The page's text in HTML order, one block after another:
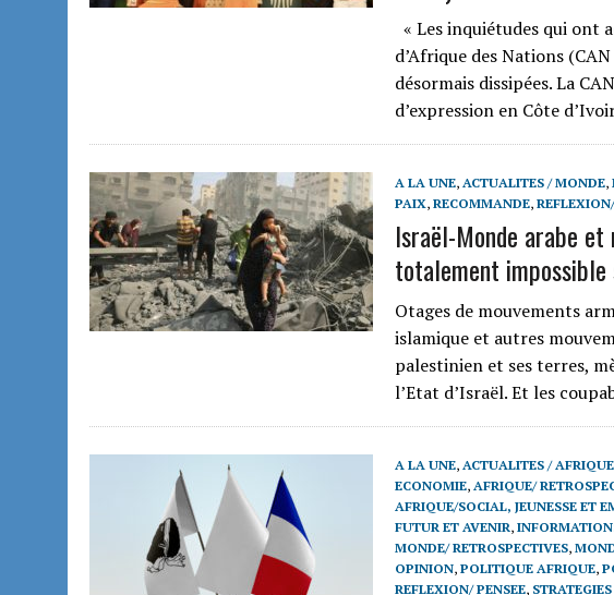
« Les inquiétudes qui ont
d’Afrique des Nations
désormais dissipées. La
d’expression en Côte
A LA UNE, ACTUALITES / MONDE,
PAIX, RECOMMANDE,
Israël-Monde arabe et
totalement impossible
Otages de mouvements
islamique et autres
palestinien et ses terres,
l’Etat d’Israël. Et les
A LA UNE, ACTUALITES / AFRIQUE
ECONOMIE, AFRIQUE/
AFRIQUE/SOCIAL, JEUNESSE ET
FUTUR ET AVENIR,
MONDE/ RETROSPECTIVES,
OPINION, POLITIQUE AFRIQUE,
REFLEXION/ PENSEE, STRATEGIES